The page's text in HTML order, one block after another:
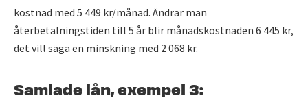
kostnad med 5 449 kr/månad. Ändrar man
återbetalningstiden till 5 år blir månadskostnaden 6 445 kr,
det vill säga en minskning med 2 068 kr.
Samlade lån, exempel 3: